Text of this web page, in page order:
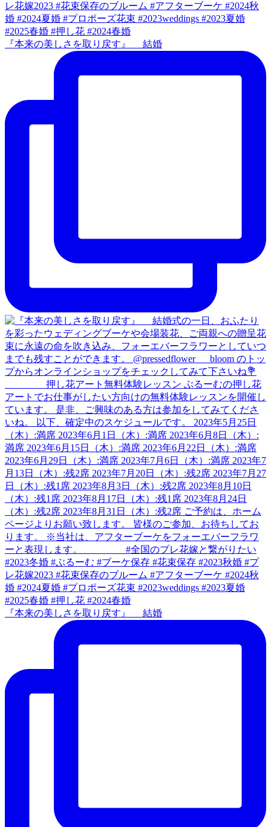
『本来の美しさを取り戻す』 結婚
『本来の美しさを取り戻す』 結婚